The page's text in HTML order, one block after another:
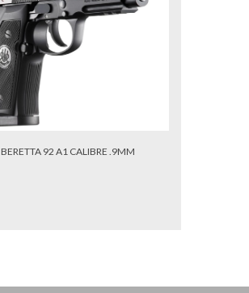
BERETTA 92 A1 CALIBRE .9MM